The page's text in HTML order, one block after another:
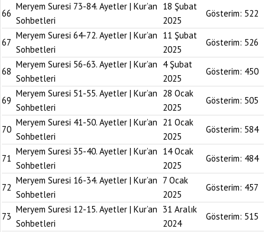
66
Meryem Suresi 73-84. Ayetler | Kur’an
Sohbetleri
18 Şubat
2025
Gösterim: 522
67
Meryem Suresi 64-72. Ayetler | Kur’an
Sohbetleri
11 Şubat
2025
Gösterim: 526
68
Meryem Suresi 56-63. Ayetler | Kur’an
Sohbetleri
4 Şubat
2025
Gösterim: 450
69
Meryem Suresi 51-55. Ayetler | Kur’an
Sohbetleri
28 Ocak
2025
Gösterim: 505
70
Meryem Suresi 41-50. Ayetler | Kur’an
Sohbetleri
21 Ocak
2025
Gösterim: 584
71
Meryem Suresi 35-40. Ayetler | Kur’an
Sohbetleri
14 Ocak
2025
Gösterim: 484
72
Meryem Suresi 16-34. Ayetler | Kur’an
Sohbetleri
7 Ocak
2025
Gösterim: 457
73
Meryem Suresi 12-15. Ayetler | Kur’an
Sohbetleri
31 Aralık
2024
Gösterim: 515